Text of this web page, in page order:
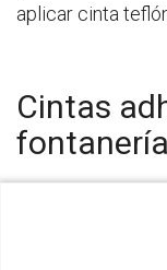
aplicar cinta
Cintas
fontanería